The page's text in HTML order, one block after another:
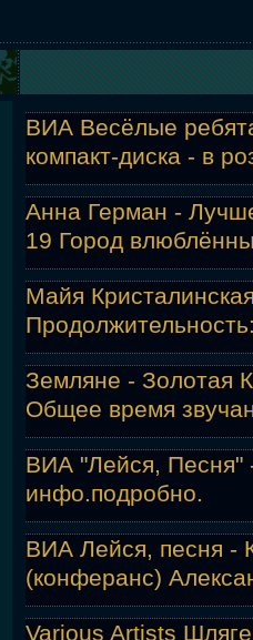
ВИА Весёлые
компакт-диска - в
Анна Герман -
19 Город
Майя
Земляне - Золотая
Общее время
ВИА "Лейся, Песня"
инфо.подробно.
ВИА Лейся, песня -
(конферанс)
Various Artists